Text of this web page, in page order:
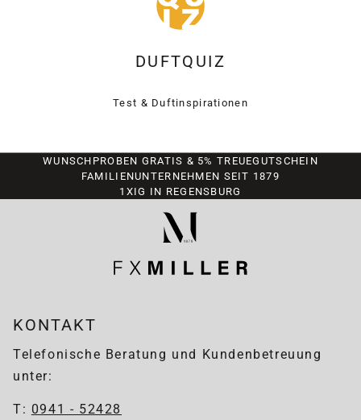
DUFTQUIZ
Test & Duftinspirationen
WUNSCHPROBEN GRATIS & 5% TREUEGUTSCHEIN
FAMILIENUNTERNEHMEN SEIT 1879
1XIG IN REGENSBURG
KONTAKT
Telefonische Beratung und Kundenbetreuung
unter:
T: 0941 - 52428